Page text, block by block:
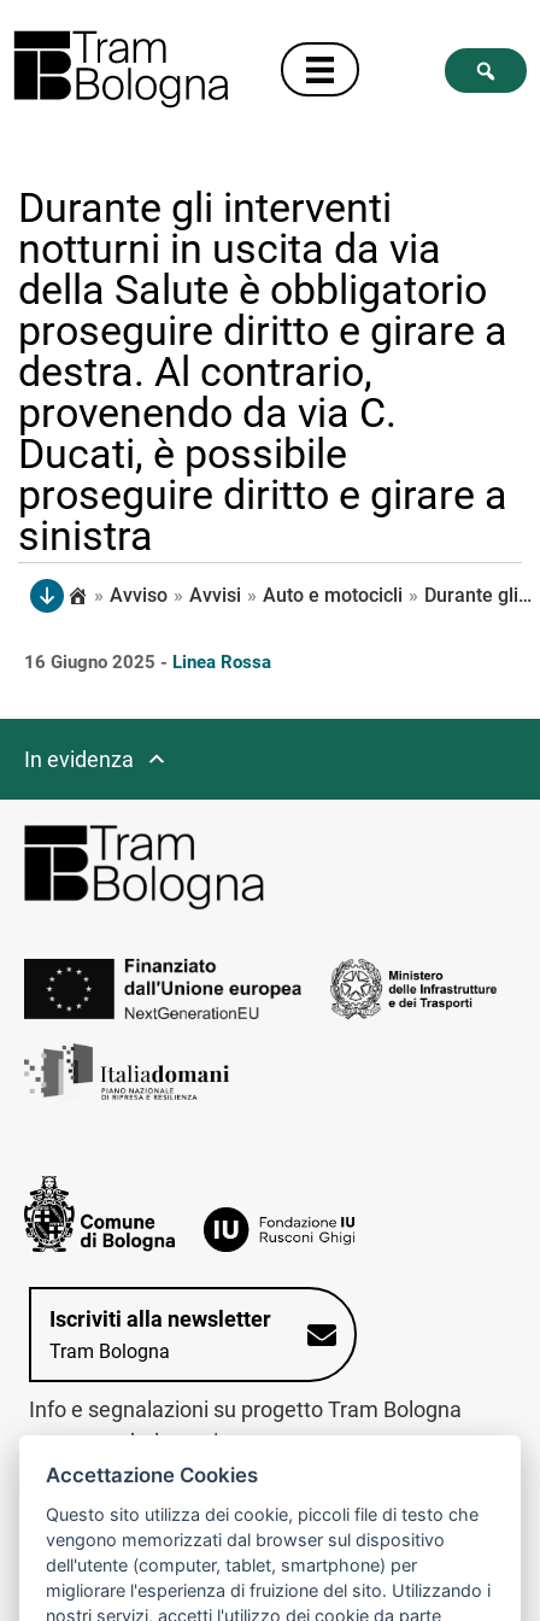
Durante gli interventi
notturni in uscita da via
della Salute è obbligatorio
proseguire diritto e girare a
destra. Al contrario,
provenendo da via C.
Ducati, è possibile
proseguire diritto e girare a
sinistra
» Avviso » Avvisi » Auto e motocicli » Durante gli interventi notturni in uscita da via della Salute è obbligatorio proseguire diritto e girare a destra. Al contrario, provenendo da via C. Ducati, è possibile proseguire diritto e girare a sinistra
16 Giugno 2025 - Linea Rossa
In evidenza
Iscriviti alla newsletter
Tram Bologna
Info e segnalazioni su progetto Tram Bologna
www.trambologna.it
trova infopoint sulla mappa interattiva
Trova l'infopoint
più vicino
telefona al call center
Chiama il call
center
800078611
Accettazione Cookies
Questo sito utilizza dei cookie, piccoli file di testo che
vengono memorizzati dal browser sul dispositivo
dell'utente (computer, tablet, smartphone) per
migliorare l'esperienza di fruizione del sito. Utilizzando i
nostri servizi, accetti l'utilizzo dei cookie da parte